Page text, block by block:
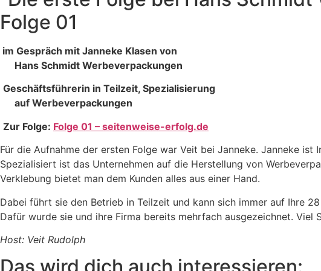
Folge 01
im Gespräch mit Janneke Klasen von
Hans Schmidt Werbeverpackungen
Geschäftsführerin in Teilzeit, Spezialisierung
auf Werbeverpackungen
Zur Folge: Folge 01 – seitenweise-erfolg.de
Für die Aufnahme der ersten Folge war Veit bei Janneke. Janneke
Spezialisiert ist das Unternehmen auf die Herstellung von
Verklebung bietet man dem Kunden alles aus einer Hand.
Dabei führt sie den Betrieb in Teilzeit und kann sich immer auf Ihre
Dafür wurde sie und ihre Firma bereits mehrfach ausgezeichnet. Viel
Host: Veit Rudolph